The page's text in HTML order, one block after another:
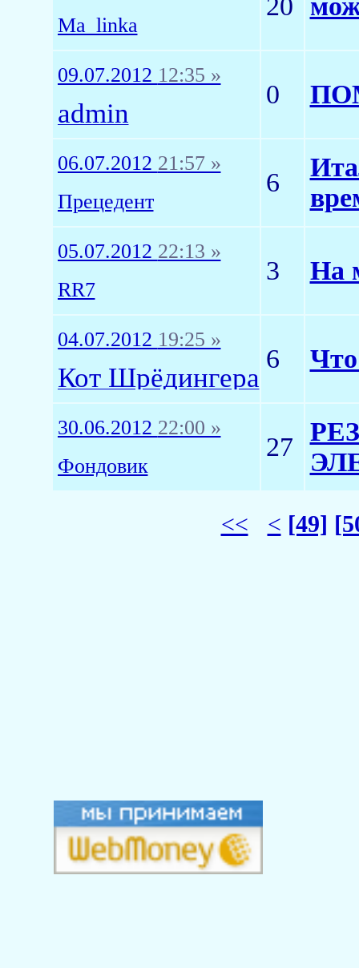
Ma_linka
20
09.07.2012 12:35 »
admin
0
06.07.2012 21:57 »
Прецедент
6
05.07.2012 22:13 »
RR7
3 На
04.07.2012 19:25 »
Кот Шрёдингера
6 Что
30.06.2012 22:00 »
Фондовик
27
<< < [49]